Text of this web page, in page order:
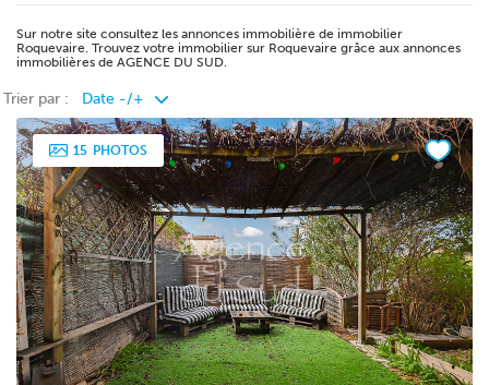
Sur notre site consultez les annonces immobilière de immobilier
Roquevaire. Trouvez votre immobilier sur Roquevaire grâce aux annonces
immobilières de AGENCE DU SUD.
Trier par :
15 PHOTOS